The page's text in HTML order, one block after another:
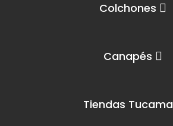
Colchones
Canapés
Tiendas Tucama